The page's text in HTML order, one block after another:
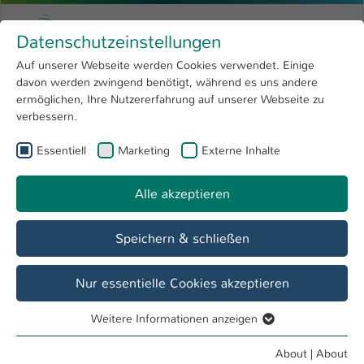
Menu
Research 4
Open submenu
University
International
Skip to main content
University of Applied Sciences
You are here:
Profile
Vision & mission statement of the
Kaiserslautern University of Applied
Vision
Datenschutzeinstellungen
Auf unserer Webseite werden Cookies verwendet. Einige
davon werden zwingend benötigt, während es uns andere
ermöglichen, Ihre Nutzererfahrung auf unserer Webseite zu
verbessern.
Essentiell Marketing Externe Inhalte
Alle akzeptieren
Speichern & schließen
Nur essentielle Cookies akzeptieren
Essentielle Cookies werden für grundlegende Funktionen
Weitere Informationen anzeigen
About | About